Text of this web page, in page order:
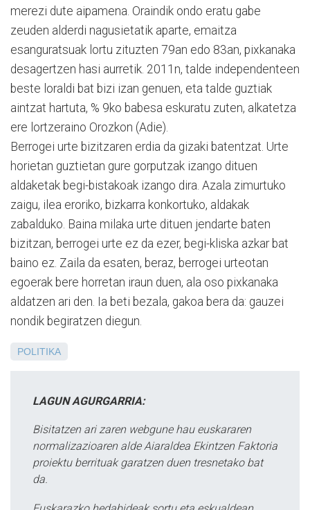
merezi dute aipamena. Oraindik ondo eratu gabe
zeuden alderdi nagusietatik aparte, emaitza
esanguratsuak lortu zituzten 79an edo 83an, pixkanaka
desagertzen hasi aurretik. 2011n, talde independenteen
beste loraldi bat bizi izan genuen, eta talde guztiak
aintzat hartuta, % 9ko babesa eskuratu zuten, alkatetza
ere lortzeraino Orozkon (Adie).
Berrogei urte bizitzaren erdia da gizaki batentzat. Urte
horietan guztietan gure gorputzak izango dituen
aldaketak begi-bistakoak izango dira. Azala zimurtuko
zaigu, ilea eroriko, bizkarra konkortuko, aldakak
zabalduko. Baina milaka urte dituen jendarte baten
bizitzan, berrogei urte ez da ezer, begi-kliska azkar bat
baino ez. Zaila da esaten, beraz, berrogei urteotan
egoerak bere horretan iraun duen, ala oso pixkanaka
aldatzen ari den. Ia beti bezala, gakoa bera da: gauzei
nondik begiratzen diegun.
POLITIKA
LAGUN AGURGARRIA:
Bisitatzen ari zaren webgune hau euskararen
normalizazioaren alde Aiaraldea Ekintzen Faktoria
proiektu berrituak garatzen duen tresnetako bat
da.